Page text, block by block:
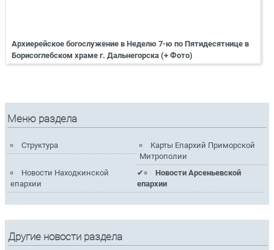
Архиерейское богослужение в Неделю 7-ю по Пятидесятнице в
Борисоглебском храме г. Дальнегорска (+ Фото)
Меню раздела
Структура
Карты Епархий Приморской
Митрополии
Новости Находкинской
епархии
Новости Арсеньевской
епархии
Другие новости раздела